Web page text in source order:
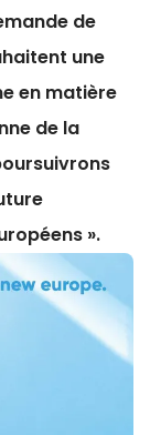
de
une
en matière
de la
».